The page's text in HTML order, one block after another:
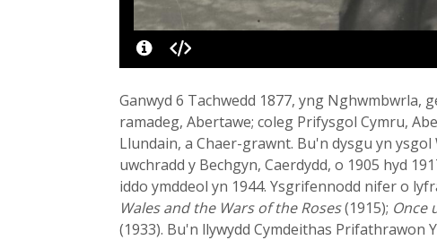
Ganwyd 6 Tachwedd 1877, yng Nghwmbwrla,
ramadeg, Abertawe; coleg Prifysgol Cymru,
Llundain, a Chaer-grawnt. Bu'n dysgu yn
uwchradd y Bechgyn, Caerdydd, o 1905 hyd
iddo ymddeol yn 1944. Ysgrifennodd nifer o
Wales and the Wars of the Roses(1915); Once
(1933). Bu'n llywydd Cymdeithas